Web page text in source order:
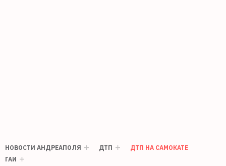
НОВОСТИ АНДРЕАПОЛЯ ДТП
ДТП НА САМОКАТЕ
ГАИ